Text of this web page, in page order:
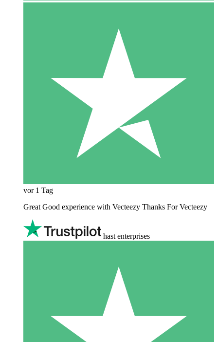
vor 1 Tag
Great Good experience with Vecteezy Thanks For Vecteezy
hast enterprises